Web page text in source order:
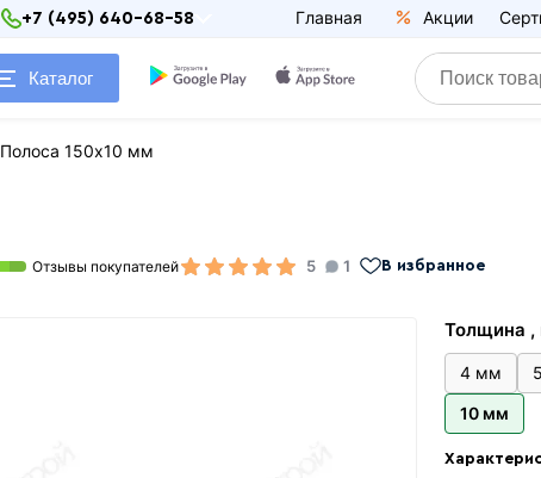
+7 (495) 640-68-58 Главная Акции
Каталог
Полоса 150х10 мм
Отзывы покупателей 5 1 В избранное
Толщина ,
4 мм
10 мм